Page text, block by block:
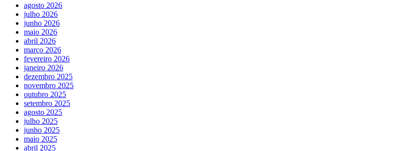
agosto 2026
julho 2026
junho 2026
maio 2026
abril 2026
março 2026
fevereiro 2026
janeiro 2026
dezembro 2025
novembro 2025
outubro 2025
setembro 2025
agosto 2025
julho 2025
junho 2025
maio 2025
abril 2025